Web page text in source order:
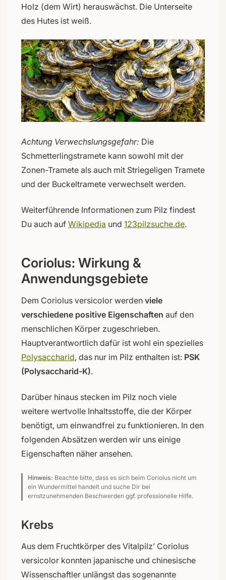
Holz (dem Wirt) herauswächst. Die Unterseite
des Hutes ist weiß.
Achtung Verwechslungsgefahr: Die
Schmetterlingstramete kann sowohl mit der
Zonen-Tramete als auch mit Striegeligen Tramete
und der Buckeltramete verwechselt werden.
Weiterführende Informationen zum Pilz findest
Du auch auf Wikipedia und 123pilzsuche.de.
Coriolus: Wirkung &
Anwendungsgebiete
Dem Coriolus versicolor werden viele
verschiedene positive Eigenschaften auf den
menschlichen Körper zugeschrieben.
Hauptverantwortlich dafür ist wohl ein spezielles
Polysaccharid, das nur im Pilz enthalten ist: PSK
(Polysaccharid-K).
Darüber hinaus stecken im Pilz noch viele
weitere wertvolle Inhaltsstoffe, die der Körper
benötigt, um einwandfrei zu funktionieren. In den
folgenden Absätzen werden wir uns einige
Eigenschaften näher ansehen.
Hinweis: Beachte bitte, dass es sich beim Coriolus nicht um
ein Wundermittel handelt und suche Dir bei
ernstzunehmenden Beschwerden ggf. professionelle Hilfe.
Krebs
Aus dem Fruchtkörper des Vitalpilz’ Coriolus
versicolor konnten japanische und chinesische
Wissenschaftler unlängst das sogenannte